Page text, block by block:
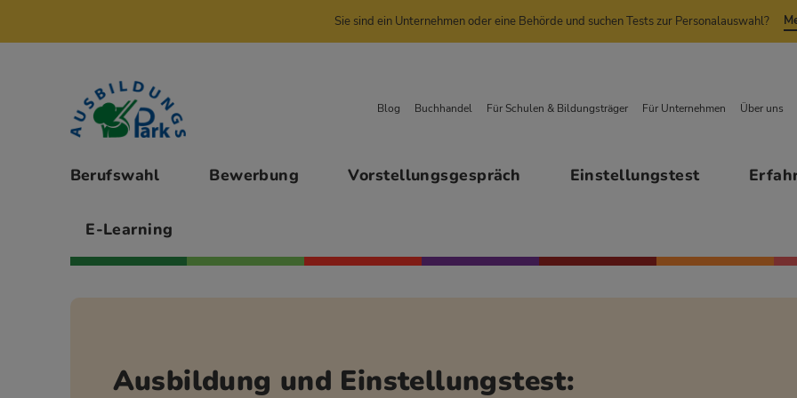
Sie sind ein Unternehmen oder eine Behörde und suchen Tests zur Personalauswahl?
Berufswahl Bewerbung Vorstellungsgespräch Einstellungstest
E-Learning
Blog Buchhandel Für Schulen & Bildungsträger Für Unternehmen Über uns
Ausbildung und Einstellungstest: